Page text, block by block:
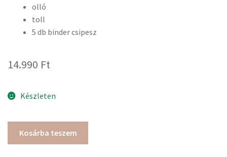
olló
toll
5 db binder csipesz
14.990 Ft
Készleten
Kosárba teszem